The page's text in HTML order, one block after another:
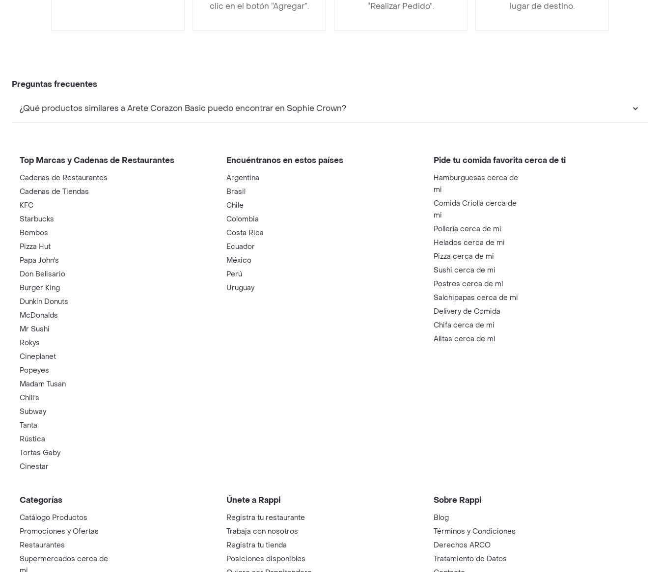
clic en el botón “Agregar”.
“Realizar Pedido”.
lugar de destino.
Preguntas frecuentes
¿Qué productos similares a Arete Corazon Basic puedo encontrar en Sophie Crown?
Top Marcas y Cadenas de Restaurantes
Cadenas de Restaurantes
Cadenas de Tiendas
KFC
Starbucks
Bembos
Pizza Hut
Papa John's
Don Belisario
Burger King
Dunkin Donuts
McDonalds
Mr Sushi
Rokys
Cineplanet
Popeyes
Madam Tusan
Chili's
Subway
Tanta
Rústica
Tortas Gaby
Cinestar
Encuéntranos en estos países
Argentina
Brasil
Chile
Colombia
Costa Rica
Ecuador
México
Perú
Uruguay
Pide tu comida favorita cerca de ti
Hamburguesas cerca de
mi
Comida Criolla cerca de
mi
Pollería cerca de mi
Helados cerca de mi
Pizza cerca de mi
Sushi cerca de mi
Postres cerca de mi
Salchipapas cerca de mi
Delivery de Comida
Chifa cerca de mi
Alitas cerca de mi
Categorías
Catálogo Productos
Promociones y Ofertas
Restaurantes
Supermercados cerca de
Únete a Rappi
Registra tu restaurante
Trabaja con nosotros
Registra tu tienda
Posiciones disponibles
Sobre Rappi
Blog
Términos y Condiciones
Derechos ARCO
Tratamiento de Datos